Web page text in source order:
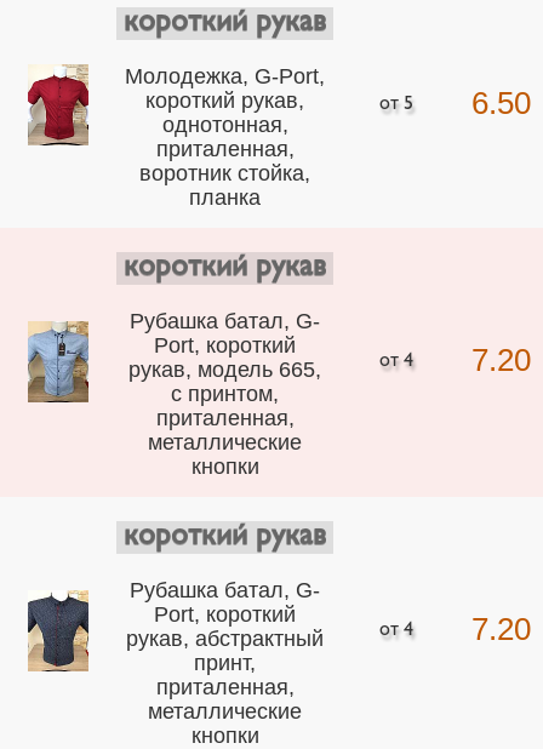
короткий рукав
Молодежка, G-Port,
короткий рукав,
однотонная,
приталенная,
воротник стойка,
планка
6.50
короткий рукав
Рубашка батал, G-
Port, короткий
рукав, модель 665,
с принтом,
приталенная,
металлические
кнопки
7.20
короткий рукав
Рубашка батал, G-
Port, короткий
рукав, абстрактный
принт,
приталенная,
металлические
кнопки
7.20